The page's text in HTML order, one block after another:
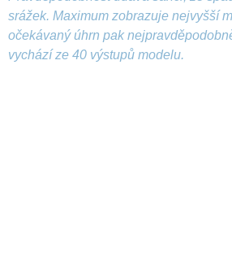
srážek. Maximum zobrazuje nejvyšší
očekávaný úhrn pak
vychází ze 40 výstupů modelu.